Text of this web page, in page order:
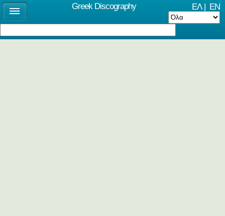
ΕΛ| EN
Greek Discography